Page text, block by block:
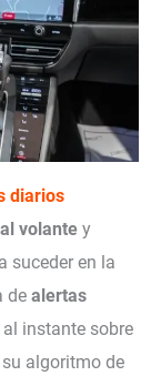
diarios
volante y
suceder en la
de alertas
instante sobre
algoritmo de